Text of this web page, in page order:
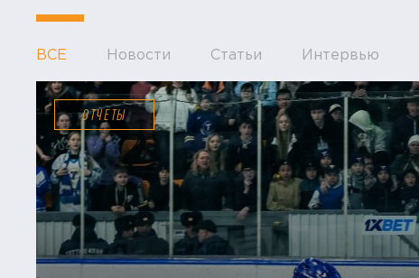
ВСЕ Новости Статьи Интервью
ОТЧЕТЫ